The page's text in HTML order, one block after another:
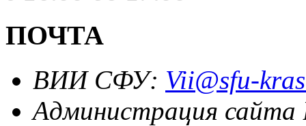
ПОЧТА
ВИИ СФУ: Vii@sfu-
Администрация